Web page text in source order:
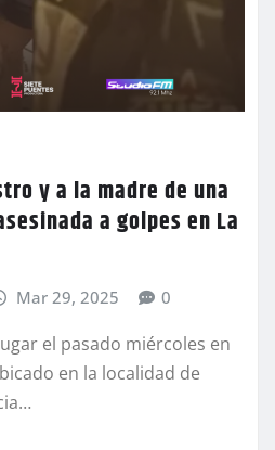
y a la madre de una
a golpes en La
Mar 29, 2025 0
el pasado miércoles en
en la localidad de